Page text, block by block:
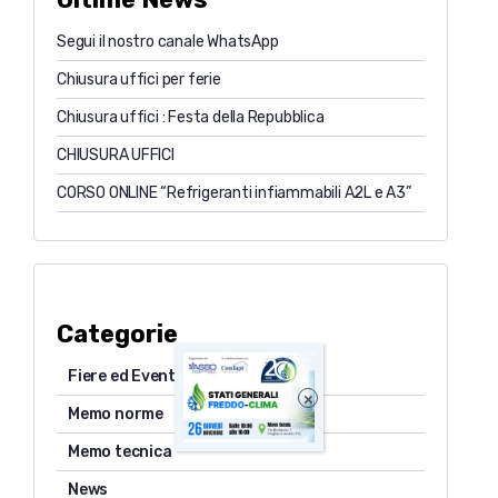
Segui il nostro canale WhatsApp
Chiusura uffici per ferie
Chiusura uffici : Festa della Repubblica
CHIUSURA UFFICI
CORSO ONLINE “Refrigeranti infiammabili A2L e A3”
Categorie
Fiere ed Eventi
Memo norme
Memo tecnica
News
×